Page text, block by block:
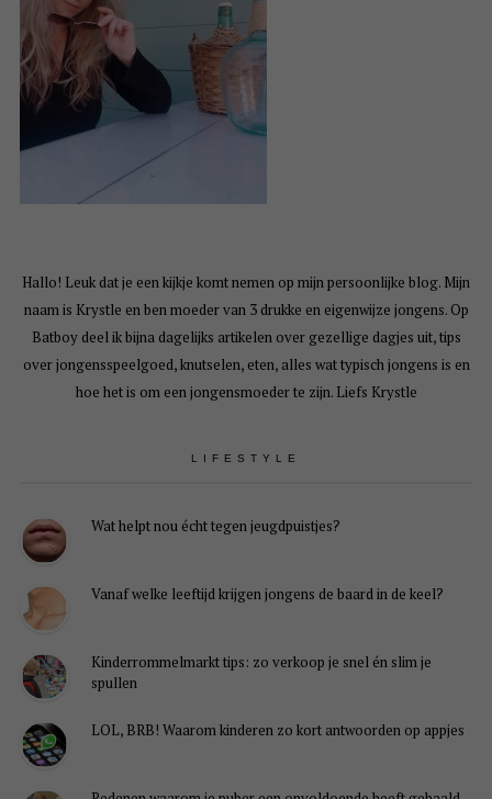
Hallo! Leuk dat je een kijkje komt nemen op mijn persoonlijke blog. Mijn
naam is Krystle en ben moeder van 3 drukke en eigenwijze jongens. Op
Batboy deel ik bijna dagelijks artikelen over gezellige dagjes uit, tips
over jongensspeelgoed, knutselen, eten, alles wat typisch jongens is en
hoe het is om een jongensmoeder te zijn. Liefs Krystle
LIFESTYLE
Wat helpt nou écht tegen jeugdpuistjes?
Vanaf welke leeftijd krijgen jongens de baard in de keel?
Kinderrommelmarkt tips: zo verkoop je snel én slim je
spullen
LOL, BRB! Waarom kinderen zo kort antwoorden op appjes